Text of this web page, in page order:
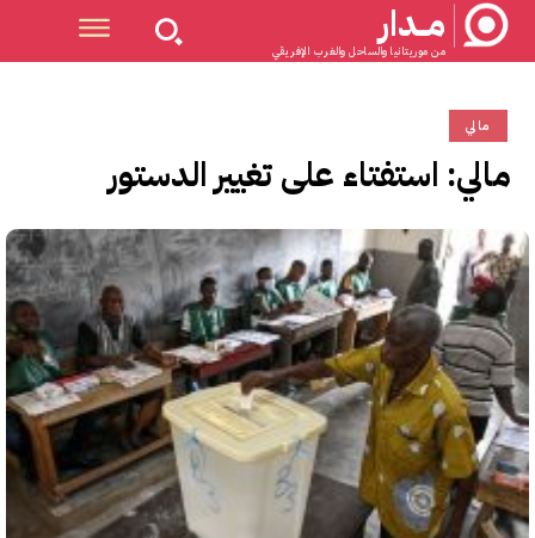
مــدار
من موريتانيا والساحل والغرب الإفريقي
مالي
مالي: استفتاء على تغيير الدستور